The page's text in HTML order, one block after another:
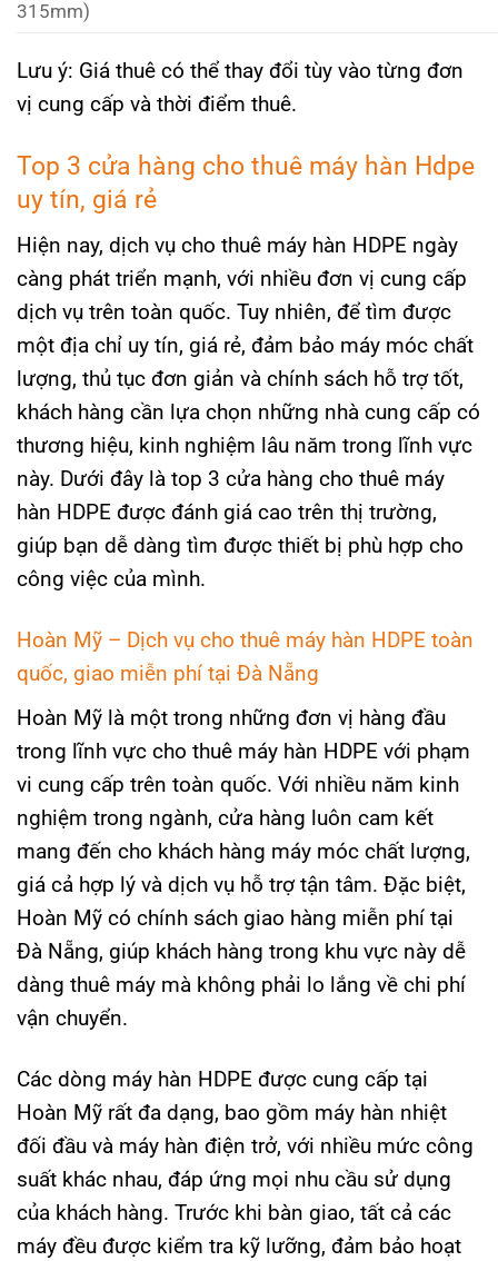
315mm)
Lưu ý: Giá thuê có thể thay đổi tùy vào từng đơn
vị cung cấp và thời điểm thuê.
Top 3 cửa hàng cho thuê máy hàn Hdpe
uy tín, giá rẻ
Hiện nay, dịch vụ cho thuê máy hàn HDPE ngày
càng phát triển mạnh, với nhiều đơn vị cung cấp
dịch vụ trên toàn quốc. Tuy nhiên, để tìm được
một địa chỉ uy tín, giá rẻ, đảm bảo máy móc chất
lượng, thủ tục đơn giản và chính sách hỗ trợ tốt,
khách hàng cần lựa chọn những nhà cung cấp có
thương hiệu, kinh nghiệm lâu năm trong lĩnh vực
này. Dưới đây là top 3 cửa hàng cho thuê máy
hàn HDPE được đánh giá cao trên thị trường,
giúp bạn dễ dàng tìm được thiết bị phù hợp cho
công việc của mình.
Hoàn Mỹ – Dịch vụ cho thuê máy hàn HDPE toàn
quốc, giao miễn phí tại Đà Nẵng
Hoàn Mỹ là một trong những đơn vị hàng đầu
trong lĩnh vực cho thuê máy hàn HDPE với phạm
vi cung cấp trên toàn quốc. Với nhiều năm kinh
nghiệm trong ngành, cửa hàng luôn cam kết
mang đến cho khách hàng máy móc chất lượng,
giá cả hợp lý và dịch vụ hỗ trợ tận tâm. Đặc biệt,
Hoàn Mỹ có chính sách giao hàng miễn phí tại
Đà Nẵng, giúp khách hàng trong khu vực này dễ
dàng thuê máy mà không phải lo lắng về chi phí
vận chuyển.
Các dòng máy hàn HDPE được cung cấp tại
Hoàn Mỹ rất đa dạng, bao gồm máy hàn nhiệt
đối đầu và máy hàn điện trở, với nhiều mức công
suất khác nhau, đáp ứng mọi nhu cầu sử dụng
của khách hàng. Trước khi bàn giao, tất cả các
máy đều được kiểm tra kỹ lưỡng, đảm bảo hoạt